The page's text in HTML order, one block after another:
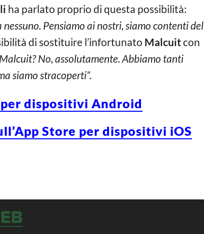
ha parlato proprio di questa possibilità:
Pensiamo ai nostri, siamo contenti del
di sostituire l’infortunato Malcuitcon
No, assolutamente. Abbiamo tanti
siamo stracoperti”.
per dispositivi Android
Store per dispositivi iOS